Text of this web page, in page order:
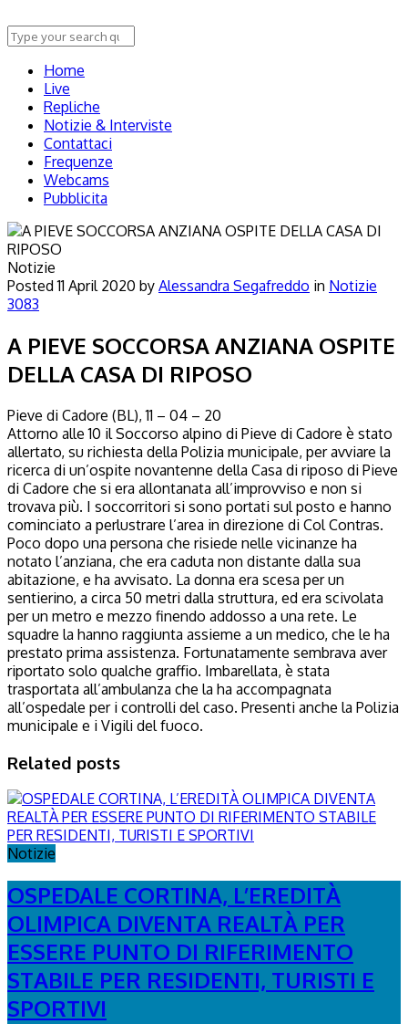
Home
Live
Repliche
Notizie & Interviste
Contattaci
Frequenze
Webcams
Pubblicita
Notizie
Posted11 April 2020 by Alessandra Segafreddo in Notizie
3083
A PIEVE SOCCORSA ANZIANA OSPITE
DELLA CASA DI RIPOSO
Pieve di Cadore (BL), 11 – 04 – 20
Attorno alle 10 il Soccorso alpino di Pieve di Cadore è stato
allertato, su richiesta della Polizia municipale, per avviare la
ricerca di un’ospite novantenne della Casa di riposo di Pieve
di Cadore che si era allontanata all’improvviso e non si
trovava più. I soccorritori si sono portati sul posto e hanno
cominciato a perlustrare l’area in direzione di Col Contras.
Poco dopo una persona che risiede nelle vicinanze ha
notato l’anziana, che era caduta non distante dalla sua
abitazione, e ha avvisato. La donna era scesa per un
sentierino, a circa 50 metri dalla struttura, ed era scivolata
per un metro e mezzo finendo addosso a una rete. Le
squadre la hanno raggiunta assieme a un medico, che le ha
prestato prima assistenza. Fortunatamente sembrava aver
riportato solo qualche graffio. Imbarellata, è stata
trasportata all’ambulanza che la ha accompagnata
all’ospedale per i controlli del caso. Presenti anche la Polizia
municipale e i Vigili del fuoco.
Related posts
Notizie
OSPEDALE CORTINA, L’EREDITÀ
OLIMPICA DIVENTA REALTÀ PER
ESSERE PUNTO DI RIFERIMENTO
STABILE PER RESIDENTI, TURISTI E
SPORTIVI